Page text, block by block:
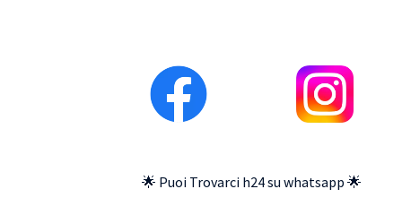
🌟 Puoi Trovarci h24 su whatsapp 🌟